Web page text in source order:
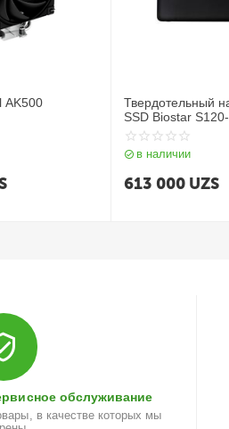
AK500
Твердотельный
SSD Biostar
в наличии
613 000 UZS
обслуживание
в качестве которых мы